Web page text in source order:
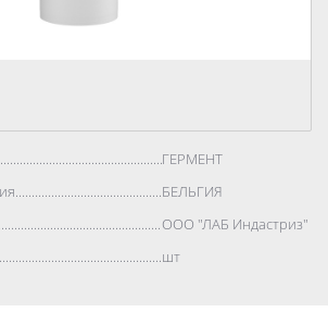
ГЕРМЕНТ
БЕЛЬГИЯ
ООО "ЛАБ Индастриз"
шт